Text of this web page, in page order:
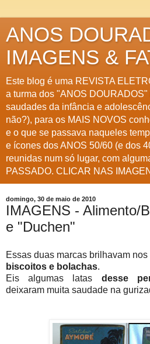
ANOS
IMAGENS &
Este blog é uma REVISTA
a turma dos "ANOS DOURADOS"
saudades da infância e
não?), para os MAIS NOVOS
e o que se passava naqueles
e ícones dos ANOS 50/60 (e dos
reunidas num só lugar, com
PASSADO. CLICAR NAS
domingo, 30 de maio de 2010
IMAGENS - Alimento/
e "Duchen"
Essas duas marcas brilhavam nos
biscoitos e bolachas.
Eis algumas latas desse
deixaram muita saudade na